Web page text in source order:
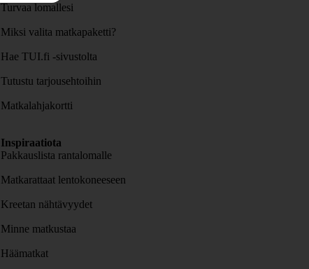
Turvaa lomallesi
Miksi valita matkapaketti?
Hae TUI.fi -sivustolta
Tutustu tarjousehtoihin
Matkalahjakortti
Inspiraatiota
Pakkauslista rantalomalle
Matkarattaat lentokoneeseen
Kreetan nähtävyydet
Minne matkustaa
Häämatkat